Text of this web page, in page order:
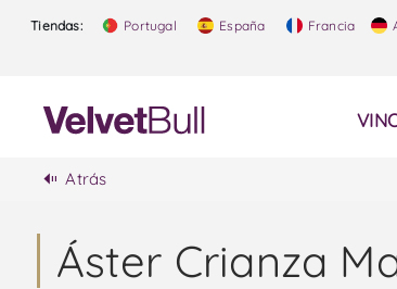
Tiendas: Portugal España Francia
Atrás
Áster Crianza